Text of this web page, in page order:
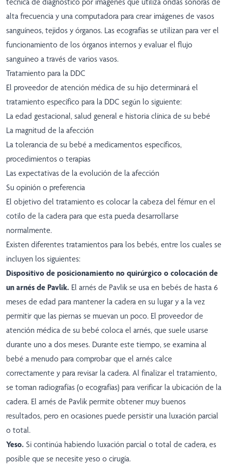
alta frecuencia y una computadora para crear imágenes de vasos
sanguíneos, tejidos y órganos. Las ecografías se utilizan para ver el
funcionamiento de los órganos internos y evaluar el flujo
sanguíneo a través de varios vasos.
Tratamiento para la DDC
El proveedor de atención médica de su hijo determinará el
tratamiento específico para la DDC según lo siguiente:
La edad gestacional, salud general e historia clínica de su bebé
La magnitud de la afección
La tolerancia de su bebé a medicamentos específicos,
procedimientos o terapias
Las expectativas de la evolución de la afección
Su opinión o preferencia
El objetivo del tratamiento es colocar la cabeza del fémur en el
cotilo de la cadera para que esta pueda desarrollarse
normalmente.
Existen diferentes tratamientos para los bebés, entre los cuales se
incluyen los siguientes:
Dispositivo de posicionamiento no quirúrgico o colocación de
un arnés de Pavlik. El arnés de Pavlik se usa en bebés de hasta 6
meses de edad para mantener la cadera en su lugar y a la vez
permitir que las piernas se muevan un poco. El proveedor de
atención médica de su bebé coloca el arnés, que suele usarse
durante uno a dos meses. Durante este tiempo, se examina al
bebé a menudo para comprobar que el arnés calce
correctamente y para revisar la cadera. Al finalizar el tratamiento,
se toman radiografías (o ecografías) para verificar la ubicación de la
cadera. El arnés de Pavlik permite obtener muy buenos
resultados, pero en ocasiones puede persistir una luxación parcial
o total.
Yeso. Si continúa habiendo luxación parcial o total de cadera, es
posible que se necesite yeso o cirugía.